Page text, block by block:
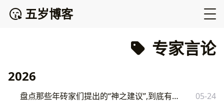
五岁博客
专家言论
2026
盘点那些年砖家们提出的“神之建议”,到底有多离谱？ 05-24